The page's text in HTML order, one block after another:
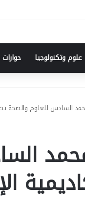
علوم وتكنولوجيا حوارات
السادس للعلوم والصحة